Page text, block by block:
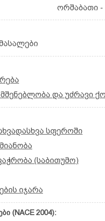
ორშაბათი -
და უძრავი
სფეროში
(საბითუმო)
იჯარა
(NACE 2004):